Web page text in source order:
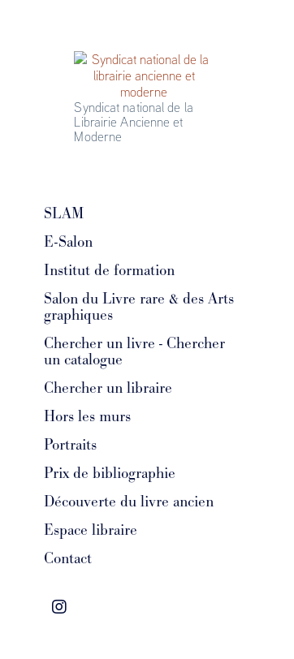
Syndicat national de la
Librairie Ancienne et
Moderne
SLAM
E-Salon
Institut de formation
Salon du Livre rare & des Arts
graphiques
Chercher un livre - Chercher
un catalogue
Chercher un libraire
Hors les murs
Portraits
Prix de bibliographie
Découverte du livre ancien
Espace libraire
Contact